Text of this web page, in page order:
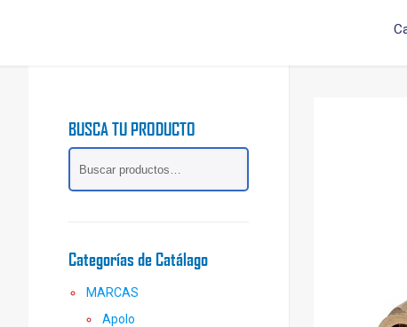
BUSCA TU PRODUCTO
Categorías de Catálago
MARCAS
Apolo